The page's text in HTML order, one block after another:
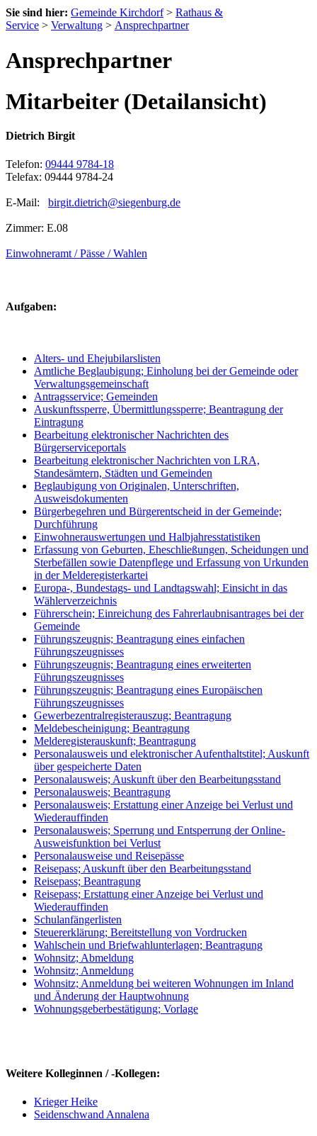
Sie sind hier: Gemeinde Kirchdorf> Rathaus &
Service > Verwaltung > Ansprechpartner
Ansprechpartner
Mitarbeiter (Detailansicht)
Dietrich Birgit
Telefon: 09444 9784-18
Telefax: 09444 9784-24
E-Mail: birgit.dietrich@siegenburg.de
Zimmer: E.08
Einwohneramt / Pässe / Wahlen
Aufgaben:
Alters- und Ehejubilarslisten
Amtliche Beglaubigung; Einholung bei der Gemeinde oder
Verwaltungsgemeinschaft
Antragsservice; Gemeinden
Auskunftssperre, Übermittlungssperre; Beantragung der
Eintragung
Bearbeitung elektronischer Nachrichten des
Bürgerserviceportals
Bearbeitung elektronischer Nachrichten von LRA,
Standesämtern, Städten und Gemeinden
Beglaubigung von Originalen, Unterschriften,
Ausweisdokumenten
Bürgerbegehren und Bürgerentscheid in der Gemeinde;
Durchführung
Einwohnerauswertungen und Halbjahresstatistiken
Erfassung von Geburten, Eheschließungen, Scheidungen und
Sterbefällen sowie Datenpflege und Erfassung von Urkunden
in der Melderegisterkartei
Europa-, Bundestags- und Landtagswahl; Einsicht in das
Wählerverzeichnis
Führerschein; Einreichung des Fahrerlaubnisantrages bei der
Gemeinde
Führungszeugnis; Beantragung eines einfachen
Führungszeugnisses
Führungszeugnis; Beantragung eines erweiterten
Führungszeugnisses
Führungszeugnis; Beantragung eines Europäischen
Führungszeugnisses
Gewerbezentralregisterauszug; Beantragung
Meldebescheinigung; Beantragung
Melderegisterauskunft; Beantragung
Personalausweis und elektronischer Aufenthaltstitel; Auskunft
über gespeicherte Daten
Personalausweis; Auskunft über den Bearbeitungsstand
Personalausweis; Beantragung
Personalausweis; Erstattung einer Anzeige bei Verlust und
Wiederauffinden
Personalausweis; Sperrung und Entsperrung der Online-
Ausweisfunktion bei Verlust
Personalausweise und Reisepässe
Reisepass; Auskunft über den Bearbeitungsstand
Reisepass; Beantragung
Reisepass; Erstattung einer Anzeige bei Verlust und
Wiederauffinden
Schulanfängerlisten
Steuererklärung; Bereitstellung von Vordrucken
Wahlschein und Briefwahlunterlagen; Beantragung
Wohnsitz; Abmeldung
Wohnsitz; Anmeldung
Wohnsitz; Anmeldung bei weiteren Wohnungen im Inland
und Änderung der Hauptwohnung
Wohnungsgeberbestätigung; Vorlage
Weitere Kolleginnen / -Kollegen:
Krieger Heike
Seidenschwand Annalena